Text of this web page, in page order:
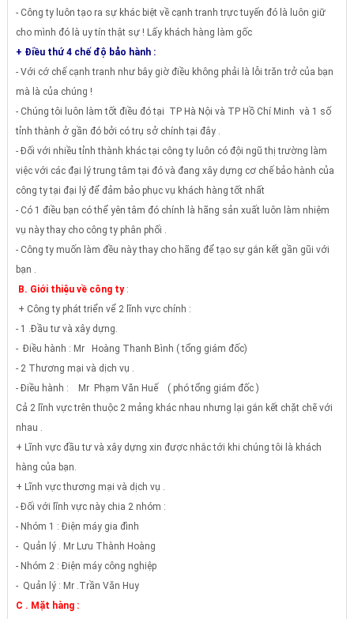
- Công ty luôn tạo ra sự khác biệt về cạnh tranh trực tuyến đó là luôn giữ
cho mình đó là uy tín thật sự ! Lấy khách hàng làm gốc
+ Điều thứ 4 chế độ bảo hành :
- Với cớ chế cạnh tranh như bây giờ điều không phải là lỗi trăn trở của bạn
mà là của chúng !
- Chúng tôi luôn làm tốt điều đó tại TP Hà Nội và TP Hồ Chí Minh và 1 số
tỉnh thành ở gần đó bởi có trụ sở chính tại đây .
- Đối với nhiều tỉnh thành khác tại công ty luôn có đội ngũ thị trường làm
việc với các đại lý trung tâm tại đó và đang xây dựng cơ chế bảo hành của
công ty tại đại lý để đảm bảo phục vụ khách hàng tốt nhất
- Có 1 điều bạn có thể yên tâm đó chính là hãng sản xuất luôn làm nhiệm
vụ này thay cho công ty phân phối .
- Công ty muốn làm đều này thay cho hãng để tạo sự gắn kết gần gũi với
bạn .
B. Giới thiệu về công ty:
+ Công ty phát triển vể 2 lĩnh vực chính :
- 1 .Đầu tư và xây dựng.
- Điều hành : Mr Hoàng Thanh Bình ( tổng giám đốc)
- 2 Thương mại và dịch vụ .
- Điều hành :
Mr Phạm Văn Huế ( phó tổng giám đốc )
Cả 2 lĩnh vực trên thuộc 2 mảng khác nhau nhưng lại gắn kết chặt chẽ với
nhau .
+ Lĩnh vực đầu tư và xây dựng xin được nhắc tới khi chúng tôi là khách
hàng của bạn.
+ Lĩnh vực thương mại và dịch vụ .
- Đối với lĩnh vực này chia 2 nhóm :
- Nhóm 1 : Điện máy gia đình
- Quản lý . Mr Lưu Thành Hoàng
- Nhóm 2 : Điện máy công nghiệp
- Quản lý : Mr .Trần Văn Huy
C . Mặt hàng :